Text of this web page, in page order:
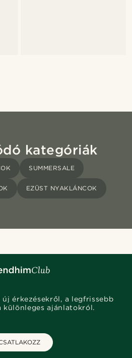
kategóriák
SUMMERSALE
EZÜST NYAKLÁNCOK
érkezésekről, a legfrissebb
különleges ajánlatokról.